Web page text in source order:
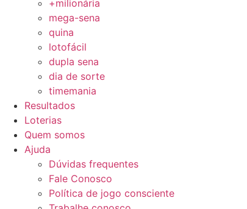
+milionária
mega-sena
quina
lotofácil
dupla sena
dia de sorte
timemania
Resultados
Loterias
Quem somos
Ajuda
Dúvidas frequentes
Fale Conosco
Política de jogo consciente